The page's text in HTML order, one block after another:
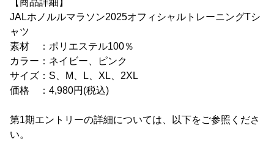
JALホノルルマラソン2025オフィシャルトレーニングTシ
ャツ
素材 ：ポリエステル100％
カラー：ネイビー、ピンク
サイズ：S、M、L、XL、2XL
価格 ：4,980円(税込)
第1期エントリーの詳細については、以下をご参照くださ
い。